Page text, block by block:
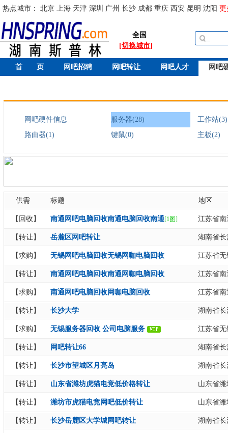
热点城市： 北京 上海 天津 深圳 广州 长沙 成都 重庆 西安 昆明 沈阳 更
全国
[切换城市]
首 页 网吧招聘 网吧转让 网吧人才 网吧
网吧硬件信息 服务器(28)
工作站(3)
路由器(1)
键鼠(0) 主板(2)
供需 标题 地区
【回收】 南通网吧电脑回收南通电脑回收南通[1图] 江苏省
【转让】 岳麓区网吧转让 湖南省
【求购】 无锡网吧电脑回收无锡网咖电脑回收 江苏省
【转让】 南通网吧电脑回收南通网咖电脑回收 江苏省
【求购】 南通网吧电脑回收网咖电脑回收 江苏省
【转让】 长沙大学 湖南省
【求购】 无锡服务器回收 公司电脑服务 江苏省
【转让】 网吧转让66 湖南省
【转让】 长沙市望城区月亮岛 湖南省
【转让】 山东省潍坊虎猫电竞低价格转让 山东省
【转让】 潍坊市虎猫电竞网吧低价转让 山东省
【转让】 长沙岳麓区大学城网吧转让 湖南省